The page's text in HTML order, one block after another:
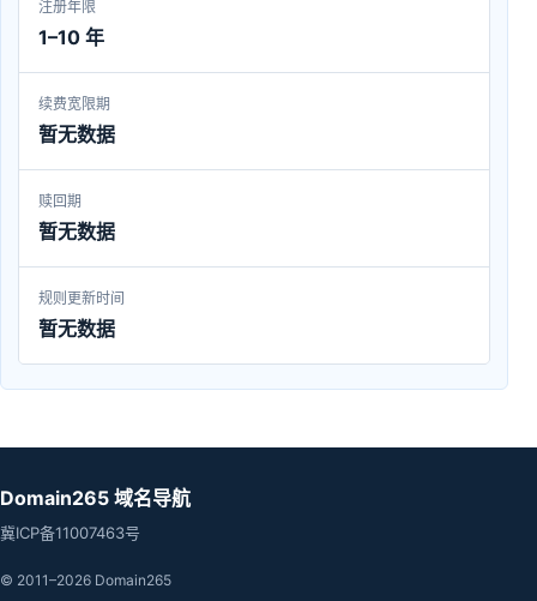
注册年限
1–10 年
续费宽限期
暂无数据
赎回期
暂无数据
规则更新时间
暂无数据
Domain265 域名导航
冀ICP备11007463号
© 2011–2026 Domain265